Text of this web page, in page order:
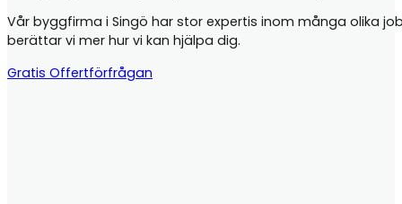
Vår byggfirma i Singö har stor expertis inom många olika
berättar vi mer hur vi kan hjälpa dig.
Gratis Offertförfrågan